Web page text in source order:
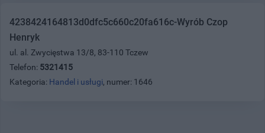
4238424164813d0dfc5c660c20fa616c-Wyrób Czop
Henryk
ul. al. Zwycięstwa 13/8, 83-110 Tczew
Telefon: 5321415
Kategoria: Handel i usługi, numer: 1646